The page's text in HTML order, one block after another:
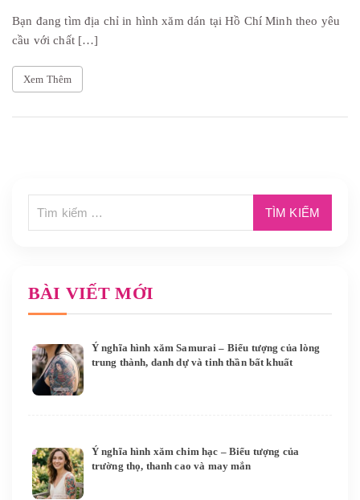
Bạn đang tìm địa chỉ in hình xăm dán tại Hồ Chí Minh theo yêu
cầu với chất […]
Xem Thêm
BÀI VIẾT MỚI
Ý nghĩa hình xăm Samurai – Biểu tượng của lòng
trung thành, danh dự và tinh thần bất khuất
Ý nghĩa hình xăm chim hạc – Biểu tượng của
trường thọ, thanh cao và may mắn